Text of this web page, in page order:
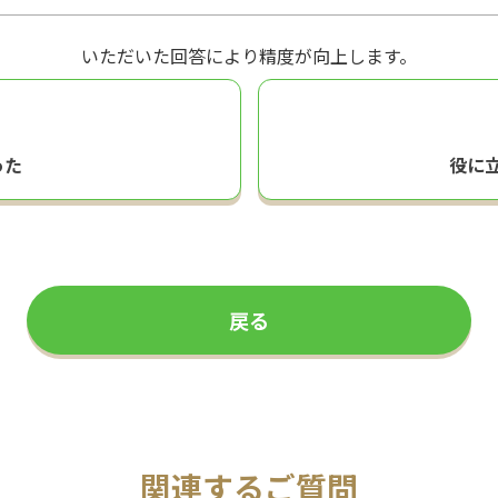
いただいた回答により精度が向上します。
役に
戻る
関連するご質問